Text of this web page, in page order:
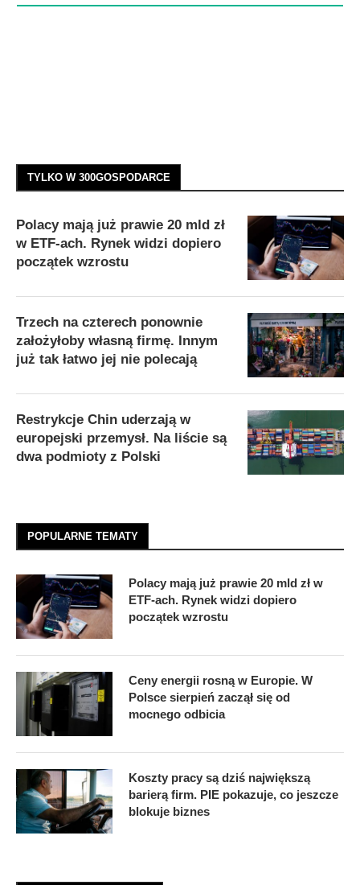
TYLKO W 300GOSPODARCE
Polacy mają już prawie 20 mld zł
w ETF-ach. Rynek widzi dopiero
początek wzrostu
Trzech na czterech ponownie
założyłoby własną firmę. Innym
już tak łatwo jej nie polecają
Restrykcje Chin uderzają w
europejski przemysł. Na liście są
dwa podmioty z Polski
POPULARNE TEMATY
Polacy mają już prawie 20 mld zł w
ETF-ach. Rynek widzi dopiero
początek wzrostu
Ceny energii rosną w Europie. W
Polsce sierpień zaczął się od
mocnego odbicia
Koszty pracy są dziś największą
barierą firm. PIE pokazuje, co jeszcze
blokuje biznes